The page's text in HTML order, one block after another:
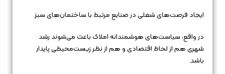
ایجاد فرصت‌های شغلی در صنایع مرتبط با ساختمان‌های سبز
در واقع، سیاست‌های هوشمندانه املاک باعث می‌شوند رشد
شهری هم از لحاظ اقتصادی و هم از نظر زیست‌محیطی پایدار
باشد.